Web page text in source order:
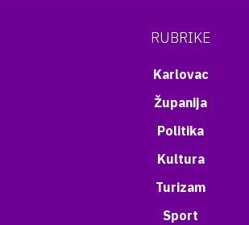
RUBRIKE
Karlovac
Županija
Politika
Kultura
Turizam
Sport